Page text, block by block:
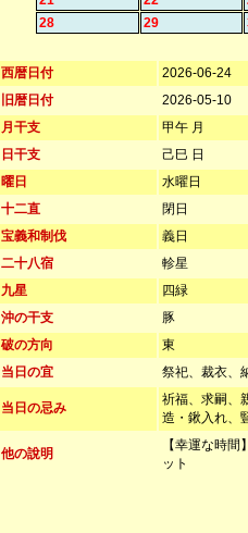
28
29
西暦日付
2026-06-24
旧暦日付
2026-05-10
月干支
甲午 月
日干支
己巳 日
曜日
水曜日
十二直
閉日
宝義和制伐
義日
二十八宿
軫星
九星
四緑
沖の干支
豚
破の方向
東
当日の宜
祭祀、裁衣、
当日の忌み
祈福、求嗣、
造・鍬入れ、
他の說明
【幸運な時
ット